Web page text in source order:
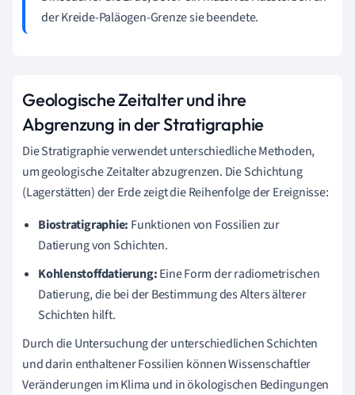
der Kreide-Paläogen-Grenze sie beendete.
Geologische Zeitalter und ihre
Abgrenzung in der Stratigraphie
Die Stratigraphie verwendet unterschiedliche Methoden,
um geologische Zeitalter abzugrenzen. Die Schichtung
(Lagerstätten) der Erde zeigt die Reihenfolge der Ereignisse:
Biostratigraphie: Funktionen von Fossilien zur
Datierung von Schichten.
Kohlenstoffdatierung:Eine Form der radiometrischen
Datierung, die bei der Bestimmung des Alters älterer
Schichten hilft.
Durch die Untersuchung der unterschiedlichen Schichten
und darin enthaltener Fossilien können Wissenschaftler
Veränderungen im Klima und in ökologischen Bedingungen